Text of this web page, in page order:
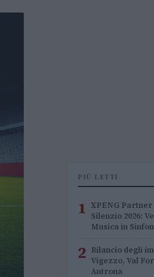
PIÙ LETTI
1 XPENG
Silenzio 2026:
Musica in
2 Rilancio degli
Vigezzo, Val
Antrona